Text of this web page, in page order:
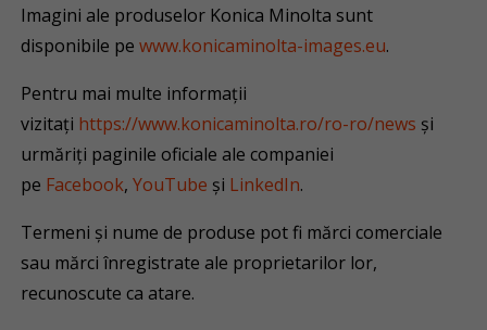
Imagini ale produselor Konica Minolta sunt
disponibile pewww.konicaminolta-images.eu.
Pentru mai multe informații
vizitați https://www.konicaminolta.ro/ro-ro/news și
urmăriți paginile oficiale ale companiei
pe Facebook,YouTube și LinkedIn.
Termeni şi nume de produse pot fi mărci comerciale
sau mărci înregistrate ale proprietarilor lor,
recunoscute ca atare.